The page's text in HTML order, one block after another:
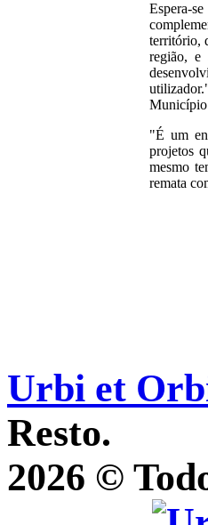
Espera-
território,
região, e
Município
"É um
projetos
mesmo
remata
Urbi et
Resto.
2026 ©